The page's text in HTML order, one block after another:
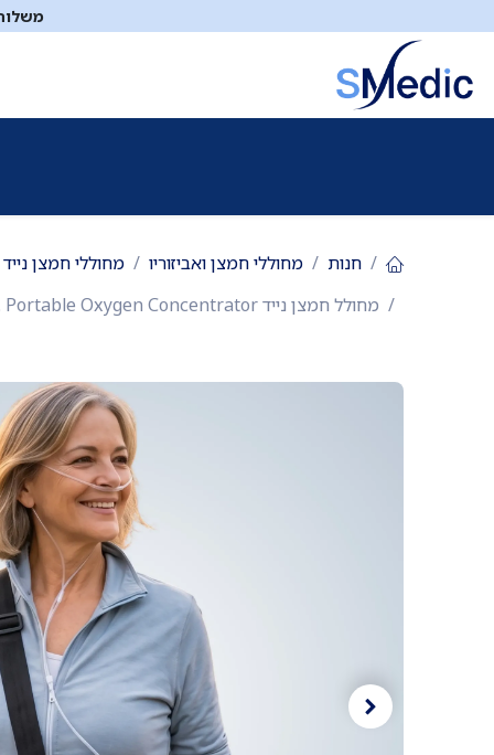
משלוח
חנות מחוללי חמצן ואביזוריו
מחוללי חמצן נייד
מחולל חמצן נייד SM7. Portable Oxygen Concentrator. משקל 1.98 ק"ג. עד 7 שעות סוללה. טכנולוגיית Pulse Flow. ס.מדיק יבוא